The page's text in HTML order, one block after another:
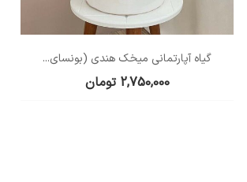
گیاه آپارتمانی میخک هندی (بونسای...
2,750,000 تومان